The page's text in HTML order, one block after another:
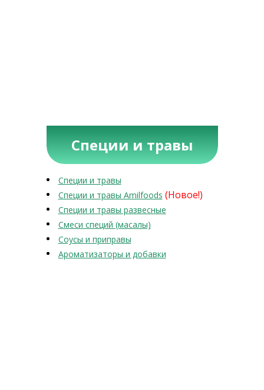
Специи и травы
Специи и травы
Специи и травы Amilfoods (Новое!)
Специи и травы развесные
Смеси специй (масалы)
Соусы и приправы
Ароматизаторы и добавки